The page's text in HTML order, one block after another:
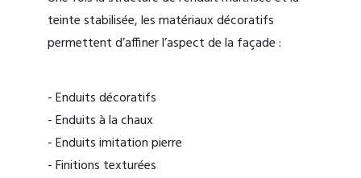
teinte stabilisée, les matériaux décoratifs
permettent d’affiner l’aspect de la façade :
- Enduits décoratifs
- Enduits à la chaux
- Enduits imitation pierre
- Finitions texturées